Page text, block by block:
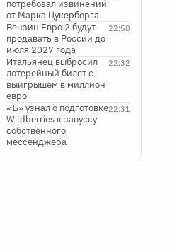
потребовал извинений
от Марка Цукерберга
22:58
Бензин Евро 2 будут
продавать в России до
июля 2027 года
22:32
Итальянец выбросил
лотерейный билет с
выигрышем в миллион
евро
22:31
«Ъ» узнал о подготовке
Wildberries к запуску
собственного
мессенджера